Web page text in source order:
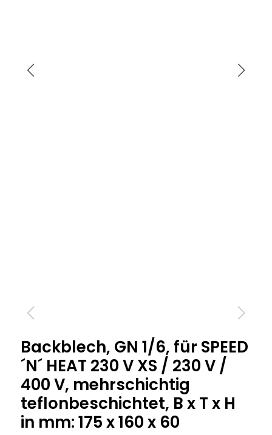
Backblech, GN 1/6, für SPEED
´N´ HEAT 230 V XS / 230 V /
400 V, mehrschichtig
teflonbeschichtet, B x T x H
in mm: 175 x 160 x 60